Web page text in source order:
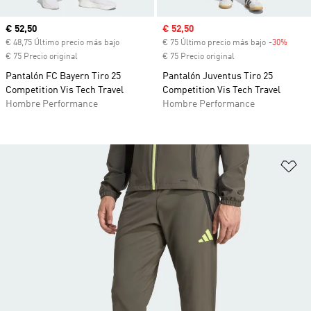
Precio actual
€ 52,50
€ 48,75 Último precio más bajo
€ 75 Precio original
Pantalón FC Bayern Tiro 25
Competition Vis Tech Travel
Hombre Performance
Precio de venta
€ 52,50
€ 75 Último precio más bajo -30%
€ 75 Precio original
Pantalón Juventus Tiro 25
Competition Vis Tech Travel
Hombre Performance